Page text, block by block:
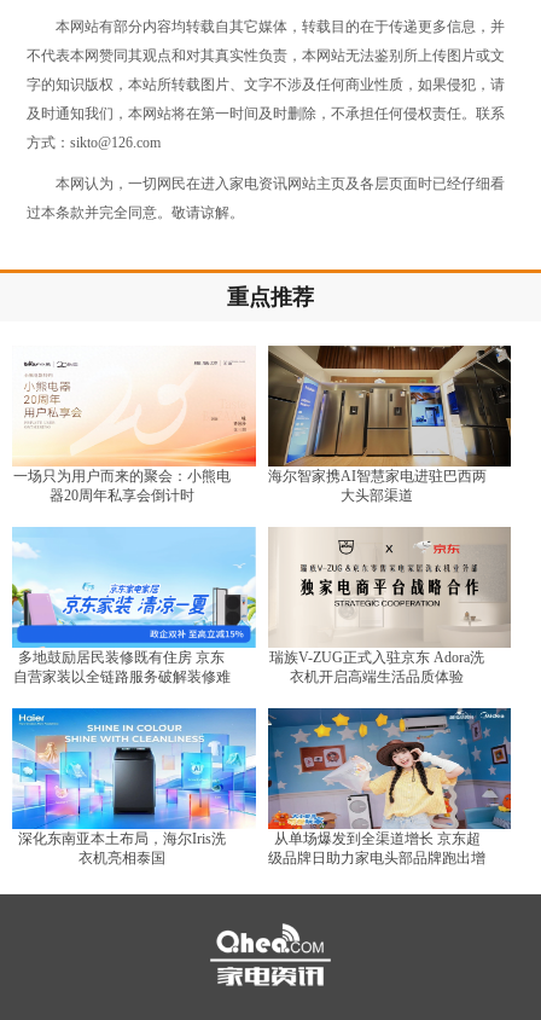
本网站有部分内容均转载自其它媒体，转载目的在于传递更多信息，并
不代表本网赞同其观点和对其真实性负责，本网站无法鉴别所上传图片或文
字的知识版权，本站所转载图片、文字不涉及任何商业性质，如果侵犯，请
及时通知我们，本网站将在第一时间及时删除，不承担任何侵权责任。联系
方式：sikto@126.com
本网认为，一切网民在进入家电资讯网站主页及各层页面时已经仔细看
过本条款并完全同意。敬请谅解。
重点推荐
一场只为用户而来的聚会：小熊电
器20周年私享会倒计时
海尔智家携AI智慧家电进驻巴西两
大头部渠道
多地鼓励居民装修既有住房 京东
自营家装以全链路服务破解装修难
瑞族V-ZUG正式入驻京东 Adora洗
衣机开启高端生活品质体验
深化东南亚本土布局，海尔Iris洗
衣机亮相泰国
从单场爆发到全渠道增长 京东超
级品牌日助力家电头部品牌跑出增